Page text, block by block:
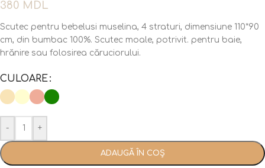
380 MDL
Scutec pentru bebelusi muselina, 4 straturi, dimensiune 110*90
cm, din bumbac 100%. Scutec moale, potrivit. pentru baie,
hrănire sau folosirea căruciorului.
CULOARE
- +
ADAUGĂ ÎN COȘ